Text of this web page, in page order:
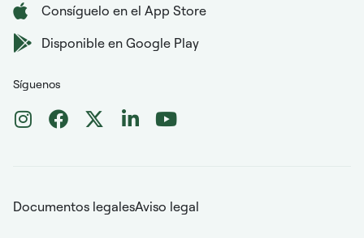
Consíguelo en el App Store
Disponible en Google Play
Síguenos
Documentos legalesAviso legal